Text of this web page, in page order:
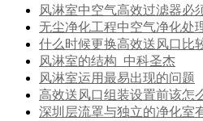
风淋室中空气高效过滤器必
无尘净化工程中空气净化处
什么时候更换高效送风口比
风淋室的结构_中科圣杰
风淋室运用最易出现的问题
高效送风口组装设置前该怎
深圳层流罩与独立的净化室